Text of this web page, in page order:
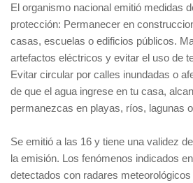
El organismo nacional emitió medidas
protección: Permanecer en
casas, escuelas o edificios públicos.
artefactos eléctricos y evitar el uso de
Evitar circular por calles inundadas o
de que el agua ingrese en tu casa,
permanezcas en playas, ríos, lagunas
Se emitió a las 16 y tiene una validez
la emisión. Los fenómenos indicados
detectados con radares meteorológicos